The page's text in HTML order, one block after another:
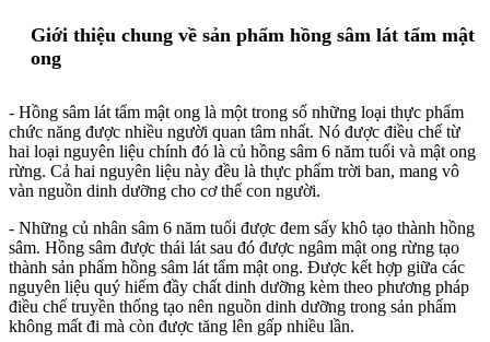
Giới thiệu chung về sản phẩm hồng sâm lát tẩm mật
ong
- Hồng sâm lát tẩm mật ong là một trong số những loại thực phẩm
chức năng được nhiều người quan tâm nhất. Nó được điều chế từ
hai loại nguyên liệu chính đó là củ hồng sâm 6 năm tuổi và mật ong
rừng. Cả hai nguyên liệu này đều là thực phẩm trời ban, mang vô
vàn nguồn dinh dưỡng cho cơ thể con người.
- Những củ nhân sâm 6 năm tuổi được đem sấy khô tạo thành hồng
sâm. Hồng sâm được thái lát sau đó được ngâm mật ong rừng tạo
thành sản phẩm hồng sâm lát tẩm mật ong. Được kết hợp giữa các
nguyên liệu quý hiếm đầy chất dinh dưỡng kèm theo phương pháp
điều chế truyền thống tạo nên nguồn dinh dưỡng trong sản phẩm
không mất đi mà còn được tăng lên gấp nhiều lần.